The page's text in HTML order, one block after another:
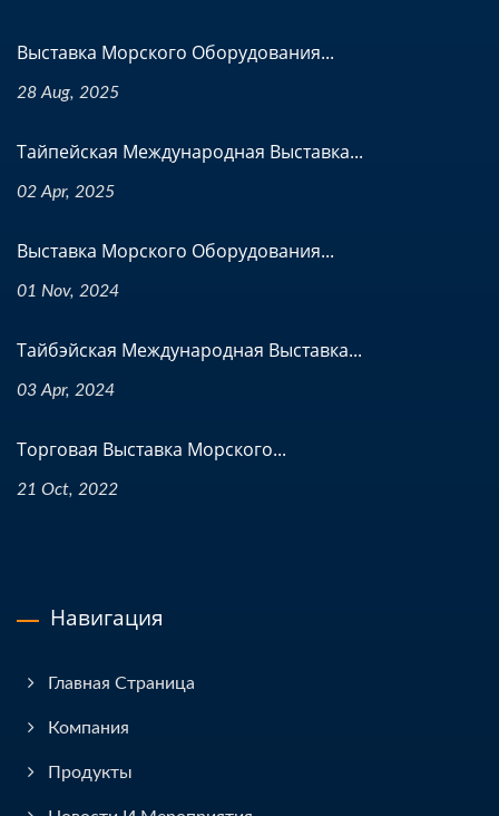
Выставка Морского Оборудования...
28 Aug, 2025
Тайпейская Международная Выставка...
02 Apr, 2025
Выставка Морского Оборудования...
01 Nov, 2024
Тайбэйская Международная Выставка...
03 Apr, 2024
Торговая Выставка Морского...
21 Oct, 2022
Навигация
Главная Страница
Компания
Продукты